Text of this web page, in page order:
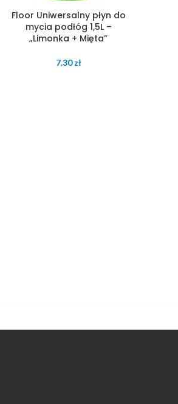
Floor Uniwersalny płyn do
mycia podłóg 1,5L –
„Limonka + Mięta”
7.30zł